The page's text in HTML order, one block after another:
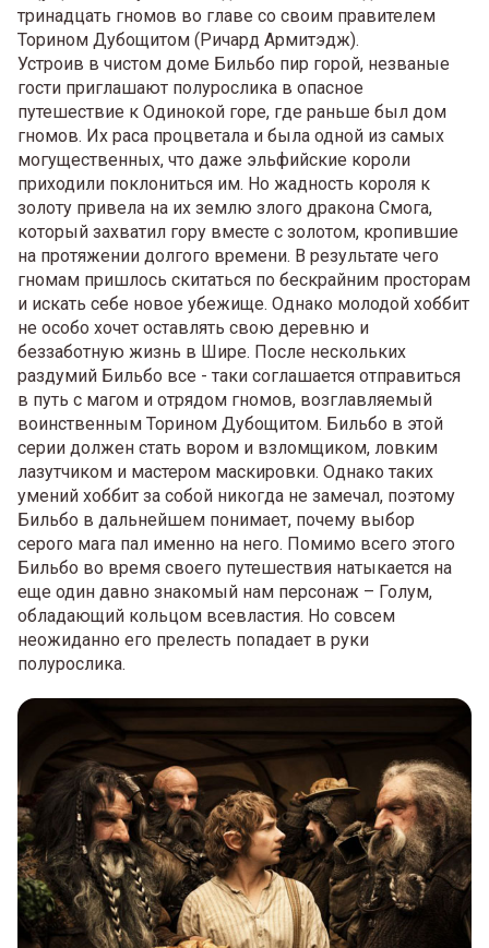
тринадцать гномов во главе со своим правителем
Торином Дубощитом (Ричард Армитэдж).
Устроив в чистом доме Бильбо пир горой, незваные
гости приглашают полурослика в опасное
путешествие к Одинокой горе, где раньше был дом
гномов. Их раса процветала и была одной из самых
могущественных, что даже эльфийские короли
приходили поклониться им. Но жадность короля к
золоту привела на их землю злого дракона Смога,
который захватил гору вместе с золотом, кропившие
на протяжении долгого времени. В результате чего
гномам пришлось скитаться по бескрайним просторам
и искать себе новое убежище. Однако молодой хоббит
не особо хочет оставлять свою деревню и
беззаботную жизнь в Шире. После нескольких
раздумий Бильбо все - таки соглашается отправиться
в путь с магом и отрядом гномов, возглавляемый
воинственным Торином Дубощитом. Бильбо в этой
серии должен стать вором и взломщиком, ловким
лазутчиком и мастером маскировки. Однако таких
умений хоббит за собой никогда не замечал, поэтому
Бильбо в дальнейшем понимает, почему выбор
серого мага пал именно на него. Помимо всего этого
Бильбо во время своего путешествия натыкается на
еще один давно знакомый нам персонаж – Голум,
обладающий кольцом всевластия. Но совсем
неожиданно его прелесть попадает в руки
полурослика.